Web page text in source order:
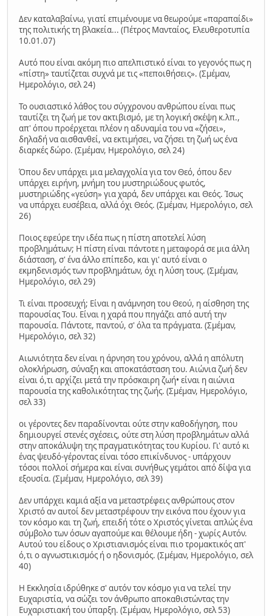
Δεν καταλαβαίνω, γιατί επιμένουμε να θεωρούμε «παραπαίδι»
της πολιτικής τη βλακεία... (Πέτρος Μανταίος, Ελευθεροτυπία
10.01.07)
Αυτό που είναι ακόμη πιο απελπιστικό είναι το γεγονός πως η
«πίστη» ταυτίζεται συχνά με τις «πεποιθήσεις». (Σμέμαν,
Ημερολόγιο, σελ 24)
Το ουσιαστικό λάθος του σύγχρονου ανθρώπου είναι πως
ταυτίζει τη ζωή με τον ακτιβισμό, με τη λογική σκέψη κ.λπ.,
απ' όπου προέρχεται πλέον η αδυναμία του να «ζήσει»,
δηλαδή να αισθανθεί, να εκτιμήσει, να ζήσει τη ζωή ως ένα
διαρκές δώρο. (Σμέμαν, Ημερολόγιο, σελ 24)
Όπου δεν υπάρχει μια μελαγχολία για τον Θεό, όπου δεν
υπάρχει ειρήνη, μνήμη του μυστηριώδους φωτός,
μυστηριώδης «γεύση» για χαρά, δεν υπάρχει και Θεός. Ίσως
να υπάρχει ευσέβεια, αλλά όχι Θεός. (Σμέμαν, Ημερολόγιο, σελ
26)
Ποιος εφεύρε την ιδέα πως η πίστη αποτελεί λύση
προβλημάτων; Η πίστη είναι πάντοτε η μεταφορά σε μια άλλη
διάσταση, σ' ένα άλλο επίπεδο, και γι' αυτό είναι ο
εκμηδενισμός των προβλημάτων, όχι η λύση τους. (Σμέμαν,
Ημερολόγιο, σελ 29)
Τι είναι προσευχή; Είναι η ανάμνηση του Θεού, η αίσθηση της
παρουσίας Του. Είναι η χαρά που πηγάζει από αυτή την
παρουσία. Πάντοτε, παντού, σ' όλα τα πράγματα. (Σμέμαν,
Ημερολόγιο, σελ 32)
Αιωνιότητα δεν είναι η άρνηση του χρόνου, αλλά η απόλυτη
ολοκλήρωση, σύναξη και αποκατάσταση του. Αιώνια ζωή δεν
είναι ό,τι αρχίζει μετά την πρόσκαιρη ζωή• είναι η αιώνια
παρουσία της καθολικότητας της ζωής. (Σμέμαν, Ημερολόγιο,
σελ 33)
οι γέροντες δεν παραδίνονται ούτε στην καθοδήγηση, που
δημιουργεί στενές σχέσεις, ούτε στη λύση προβλημάτων αλλά
στην αποκάλυψη της πραγματικότητας του Κυρίου. Γι' αυτό κι
ένας ψευδό-γέροντας είναι τόσο επικίνδυνος - υπάρχουν
τόσοι πολλοί σήμερα και είναι συνήθως γεμάτοι από δίψα για
εξουσία. (Σμέμαν, Ημερολόγιο, σελ 39)
Δεν υπάρχει καμιά αξία να μεταστρέφεις ανθρώπους στον
Χριστό αν αυτοί δεν μεταστρέφουν την εικόνα που έχουν για
τον κόσμο και τη ζωή, επειδή τότε ο Χριστός γίνεται απλώς ένα
σύμβολο των όσων αγαπούμε και θέλουμε ήδη - χωρίς Αυτόν.
Αυτού του είδους ο Χριστιανισμός είναι πιο τρομακτικός απ'
ό,τι ο αγνωστικισμός ή ο ηδονισμός. (Σμέμαν, Ημερολόγιο, σελ
40)
Η Εκκλησία ιδρύθηκε σ' αυτόν τον κόσμο για να τελεί την
Ευχαριστία, να σώζει τον άνθρωπο αποκαθιστώντας την
Ευχαριστιακή του ύπαρξη. (Σμέμαν, Ημερολόγιο, σελ 53)